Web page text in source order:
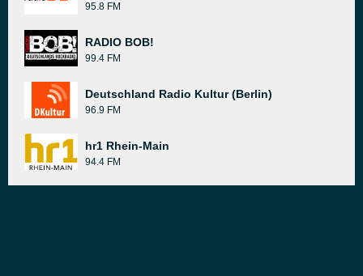
95.8 FM
RADIO BOB!
99.4 FM
Deutschland Radio Kultur (Berlin)
96.9 FM
hr1 Rhein-Main
94.4 FM